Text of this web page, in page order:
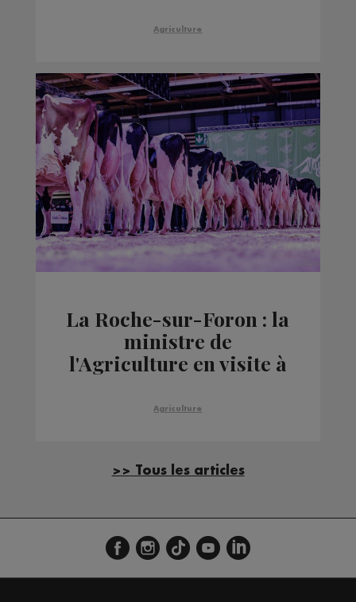
Contagieuse ?
Agriculture
La Roche-sur-Foron : la
ministre de
l'Agriculture en visite à
Agriculture
>> Tous les articles